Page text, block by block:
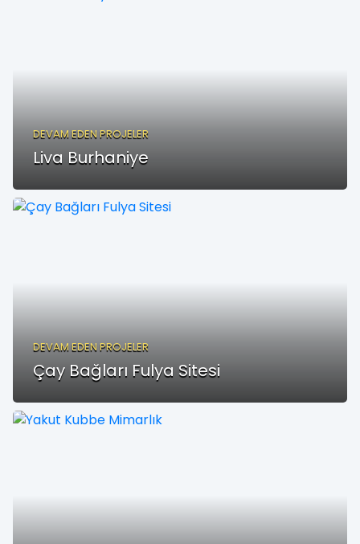
DEVAM EDEN PROJELER
Liva Burhaniye
DEVAM EDEN PROJELER
Çay Bağları Fulya Sitesi